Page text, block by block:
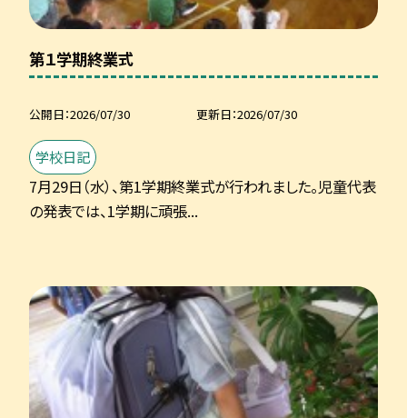
第１学期終業式
公開日 2026/07/30 更新日 2026/07/30
学校日記
7月29日（水）、第1学期終業式が行われました。児童代表
の発表では、1学期に頑張...